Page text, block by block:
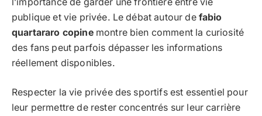
publique et vie privée. Le débat autour de fabio
quartararo copinemontre bien comment la curiosité
des fans peut parfois dépasser les informations
réellement disponibles.
Respecter la vie privée des sportifs est essentiel pour
leur permettre de rester concentrés sur leur carrière